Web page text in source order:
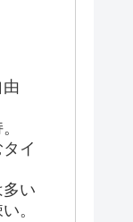
イ
い
。